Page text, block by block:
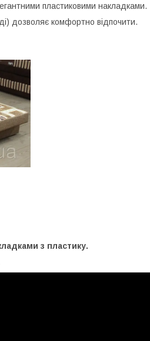
пластиковими накладками.
дозволяє комфортно відпочити.
з пластику.